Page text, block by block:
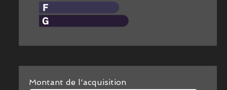
Montant de l'acquisition